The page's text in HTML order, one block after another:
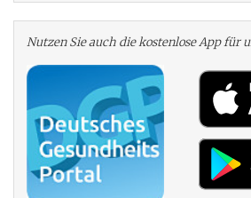
Nutzen Sie auch die kosten­lose App für